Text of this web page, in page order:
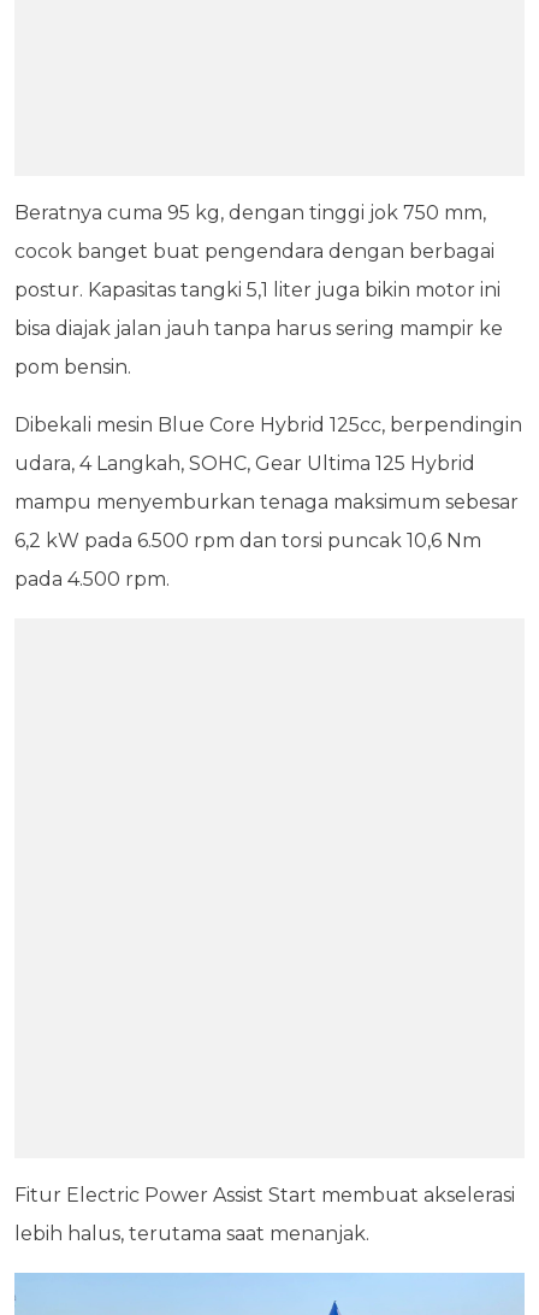
Beratnya cuma 95 kg, dengan tinggi jok 750 mm,
cocok banget buat pengendara dengan berbagai
postur. Kapasitas tangki 5,1 liter juga bikin motor ini
bisa diajak jalan jauh tanpa harus sering mampir ke
pom bensin.
Dibekali mesin Blue Core Hybrid 125cc, berpendingin
udara, 4 Langkah, SOHC, Gear Ultima 125 Hybrid
mampu menyemburkan tenaga maksimum sebesar
6,2 kW pada 6.500 rpm dan torsi puncak 10,6 Nm
pada 4.500 rpm.
Fitur Electric Power Assist Start membuat akselerasi
lebih halus, terutama saat menanjak.